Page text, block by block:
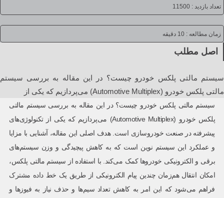
تعداد بازدید : 11500
زمان مطالعه : 10 دقیقه
اصل مطلب
سیستم مالتی پلکس خودرو چیست؟ در این مقاله به بررسی سیستم
مالتی پلکس خودرو (Automotive Multiplex) می‌پردازیم که یکی از
سیستم مالتی پلکس خودرو چیست؟ در این مقاله به بررسی سیستم مالتی
پلکس خودرو (Automotive Multiplex) می‌پردازیم که یکی از تکنولوژی‌های
پیشرفته در صنعت خودروسازی است. هدف اصلی این مقاله، آشنایی با مزایا
و عملکرد این سیستم نوین است که به کاهش پیچیدگی و وزن سیستم‌های
برقی و الکترونیکی خودروها کمک می‌کند. با استفاده از سیستم مالتی پلکس،
امکان انتقال هم‌زمان چندین پیام الکترونیکی از طریق یک خط داده مشترک
فراهم می‌شود که این امر به کاهش تعداد سیم‌ها و حذف نیاز به فیوزها و